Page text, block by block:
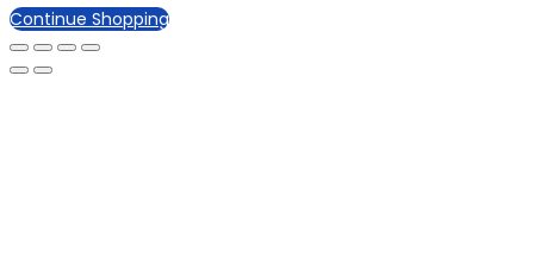
Continue Shopping